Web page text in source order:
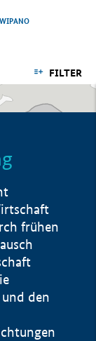
WIPANO
FILTER
frühen
den